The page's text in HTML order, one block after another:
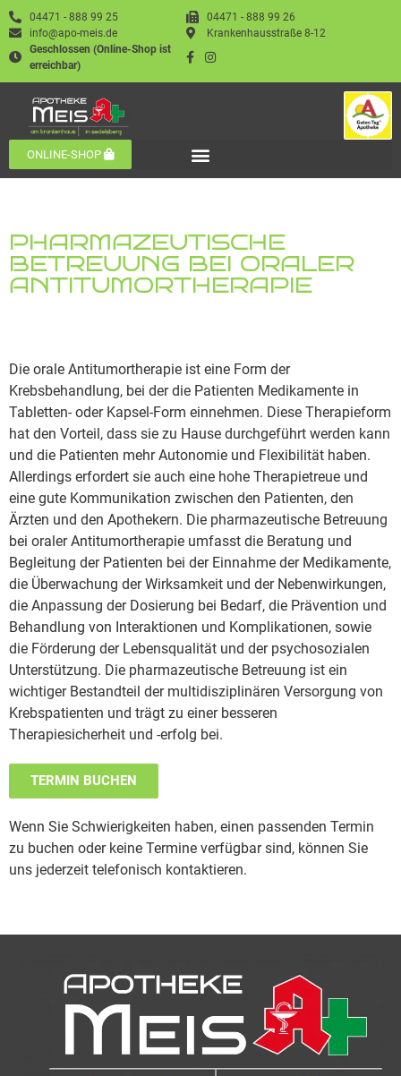
04471 - 888 99 25
04471 - 888 99 26
info@apo-meis.de
Krankenhausstraße 8-12
Geschlossen (Online-Shop ist
erreichbar)
ONLINE-SHOP
PHARMAZEUTISCHE
BETREUUNG BEI ORALER
ANTITUMORTHERAPIE
Die orale Antitumortherapie ist eine Form der
Krebsbehandlung, bei der die Patienten Medikamente in
Tabletten- oder Kapsel-Form einnehmen. Diese Therapieform
hat den Vorteil, dass sie zu Hause durchgeführt werden kann
und die Patienten mehr Autonomie und Flexibilität haben.
Allerdings erfordert sie auch eine hohe Therapietreue und
eine gute Kommunikation zwischen den Patienten, den
Ärzten und den Apothekern. Die pharmazeutische Betreuung
bei oraler Antitumortherapie umfasst die Beratung und
Begleitung der Patienten bei der Einnahme der Medikamente,
die Überwachung der Wirksamkeit und der Nebenwirkungen,
die Anpassung der Dosierung bei Bedarf, die Prävention und
Behandlung von Interaktionen und Komplikationen, sowie
die Förderung der Lebensqualität und der psychosozialen
Unterstützung. Die pharmazeutische Betreuung ist ein
wichtiger Bestandteil der multidisziplinären Versorgung von
Krebspatienten und trägt zu einer besseren
Therapiesicherheit und -erfolg bei.
TERMIN BUCHEN
Wenn Sie Schwierigkeiten haben, einen passenden Termin
zu buchen oder keine Termine verfügbar sind, können Sie
uns jederzeit telefonisch kontaktieren.